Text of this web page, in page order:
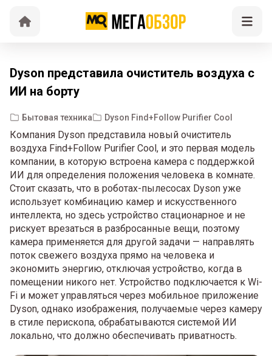
Dyson представила очиститель воздуха с
ИИ на борту
Бытовая техника Dyson Find+Follow Purifier Cool
Компания Dyson представила новый очиститель
воздуха Find+Follow Purifier Cool, и это первая модель
компании, в которую встроена камера с поддержкой
ИИ для определения положения человека в комнате.
Стоит сказать, что в роботах-пылесосах Dyson уже
использует комбинацию камер и искусственного
интеллекта, но здесь устройство стационарное и не
рискует врезаться в разбросанные вещи, поэтому
камера применяется для другой задачи — направлять
поток свежего воздуха прямо на человека и
экономить энергию, отключая устройство, когда в
помещении никого нет. Устройство подключается к Wi-
Fi и может управляться через мобильное приложение
Dyson, однако изображения, получаемые через камеру
в стиле перископа, обрабатываются системой ИИ
локально, что должно обеспечивать приватность.